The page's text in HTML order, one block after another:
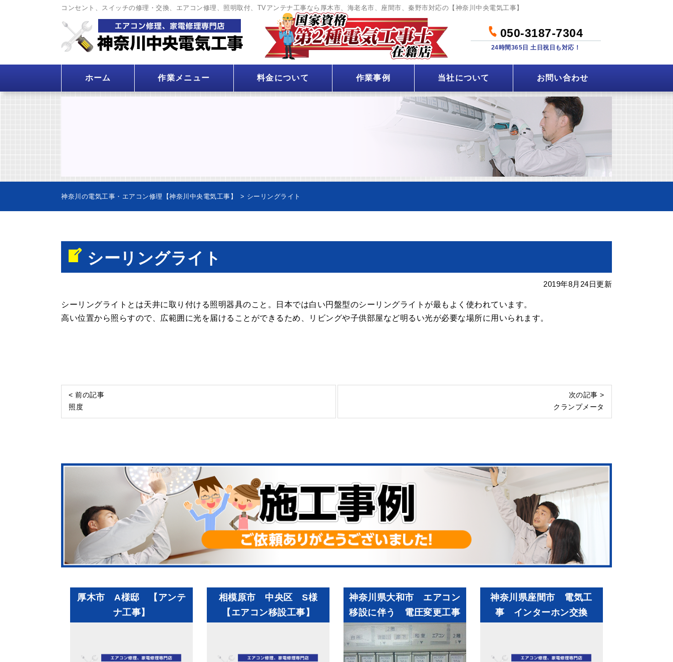
コンセント、スイッチの修理・交換、エアコン修理、照明取付、TVアンテナ工事なら厚木市、海老名市、座間市、秦野市対応の【神奈川中央電気工事】
050-3187-7304
24時間365日 土日祝日も対応！
ホーム 作業メニュー 料金について 作業事例 当社について お問い合わせ
神奈川の電気工事・エアコン修理【神奈川中央電気工事】 > シーリングライト
シーリングライト
2019年8月24日更新
シーリングライトとは天井に取り付ける照明器具のこと。日本では白い円盤型のシーリングライトが最もよく使われています。
高い位置から照らすので、広範囲に光を届けることができるため、リビングや子供部屋など明るい光が必要な場所に用いられます。
< 前の記事
照度
次の記事 >
クランプメータ
厚木市 A様邸 【アンテ
ナ工事】
相模原市 中央区 S様
【エアコン移設工事】
神奈川県大和市 エアコン
移設に伴う 電圧変更工事
神奈川県座間市 電気工
事 インターホン交換